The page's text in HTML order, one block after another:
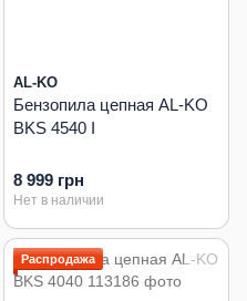
AL-KO
Бензопила цепная AL-KO
BKS 4540 I
8 999 грн
Нет в наличии
Распродажа